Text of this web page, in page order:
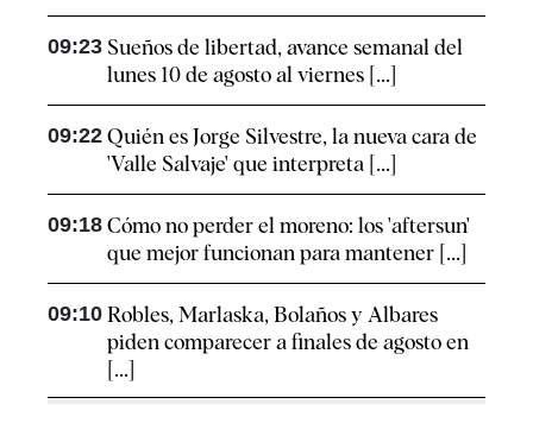
09:23 Sueños de libertad, avance semanal del
lunes 10 de agosto al viernes [...]
09:22 Quién es Jorge Silvestre, la nueva cara de
'Valle Salvaje' que interpreta [...]
09:18 Cómo no perder el moreno: los 'aftersun'
que mejor funcionan para mantener [...]
09:10 Robles, Marlaska, Bolaños y Albares
piden comparecer a finales de agosto en
[...]